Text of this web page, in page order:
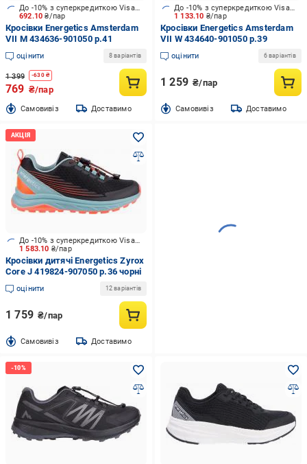
692.10₴/пар
До -10% з суперкредиткою Visa Вигода
Кросівки Energetics Amsterdam
VII M 434636-901050 р.41
оцінити 8 варіантів
1 399 -630₴
769 ₴/пар
Cамовивіз Доставимо
1 133.10 ₴/пар
До -10% з суперкредиткою Visa Вигода
Кросівки Energetics Amsterdam
VII W 434640-901050 р.39
оцінити 6 варіантів
1 259 ₴/пар
Cамовивіз Доставимо
1 583.10 ₴/пар
До -10% з суперкредиткою Visa Вигода
Кросівки дитячі Energetics Zyrox
Core J 419824-907050 р.36 чорні
оцінити 12 варіантів
1 759 ₴/пар
Cамовивіз Доставимо